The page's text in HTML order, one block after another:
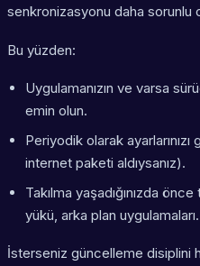
senkronizasyonu daha sorunlu
Bu yüzden:
Uygulamanızın ve varsa
emin olun.
Periyodik olarak
internet paketi aldıysanız).
Takılma yaşadığınızda
yükü, arka plan uygulamaları.
İsterseniz güncelleme disiplini